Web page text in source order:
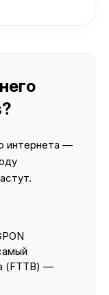
интернета —
(FTTB) —